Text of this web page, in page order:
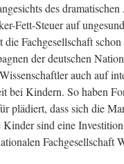
des
Fett-Steuer auf
Fachgesellschaft
der deutschen
auch auf
bei Kindern. So haben
plädiert, dass sich die
sind eine
Fachgesellschaft